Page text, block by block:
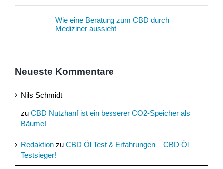
Wie eine Beratung zum CBD durch
Mediziner aussieht
Neueste Kommentare
Nils Schmidt
zu CBD Nutzhanf ist ein besserer CO2-Speicher als
Bäume!
Redaktion zu CBD Öl Test & Erfahrungen – CBD Öl
Testsieger!